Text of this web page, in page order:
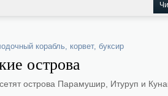
корабль, корвет, буксир
острова
острова Парамушир, Итуруп и